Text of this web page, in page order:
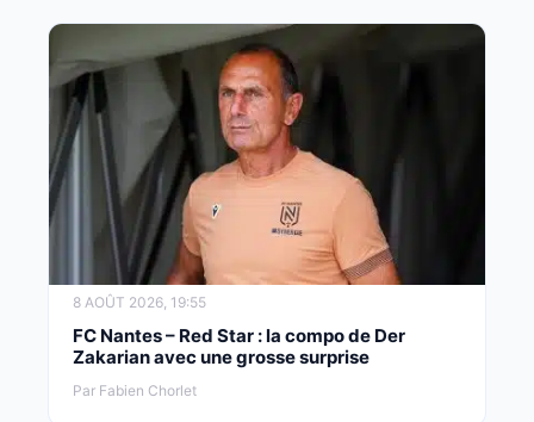
8 AOÛT 2026, 19:55
FC Nantes – Red Star : la compo de Der
Zakarian avec une grosse surprise
Par Fabien Chorlet